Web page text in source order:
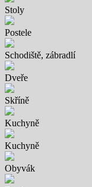
Stoly
Postele
Schodiště, zábradlí
Dveře
Skříně
Kuchyně
Kuchyně
Obyvák